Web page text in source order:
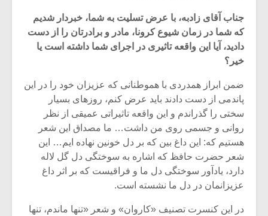
جناب آقای زادبه، با عرض تسلیت به شما، خبردار شدیم
که شما در زمان شیوع کرونا، مادر و برادرتان را از دست
دادید، آیا این واقعه تاثیری در اجرای شما داشته است یا
خیر؟
ضمن ابراز همدردی با هموطنانی که عزیزان خود را در این
پاندمی از دست دادند باید عرض کنم، روزهای بسیار
سختی را گذراندم و این واقعه تاثیراتی عمیقی از نظر
روانی و جسمی روی من داشت… ما مصداق این شعر
هستیم که: این داغ بین که بر دل خونین نهاده ایم… این
شعر حضرت حافظ که اشاره به سوختگی دل گل لاله
دارد، یادآور سوختگی دل ما و فراقیست که بر اثر داغ
عزیزانمان در دل ما نشسته است.
در این کنسرت تصنیف «کاروان» و شعر «تنها ماندم، تنها
اگر نمی توانی
مشهورترین باشی،
بدنام ترین باش